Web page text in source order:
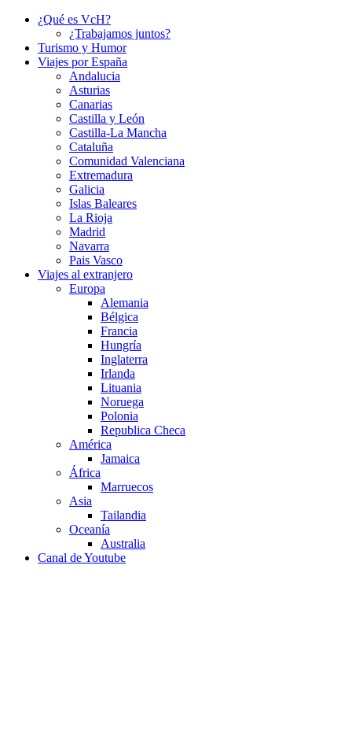
¿Qué es VcH?
¿Trabajamos juntos?
Turismo y Humor
Viajes por España
Andalucia
Asturias
Canarias
Castilla y León
Castilla-La Mancha
Cataluña
Comunidad Valenciana
Extremadura
Galicia
Islas Baleares
La Rioja
Madrid
Navarra
Pais Vasco
Viajes al extranjero
Europa
Alemania
Bélgica
Francia
Hungría
Inglaterra
Irlanda
Lituania
Noruega
Polonia
Republica Checa
América
Jamaica
África
Marruecos
Asia
Tailandia
Oceanía
Australia
Canal de Youtube